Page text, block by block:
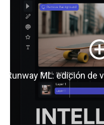
Runway ML: edición de